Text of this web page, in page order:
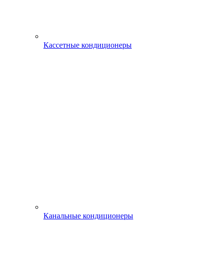
Кассетные кондиционеры
Канальные кондиционеры